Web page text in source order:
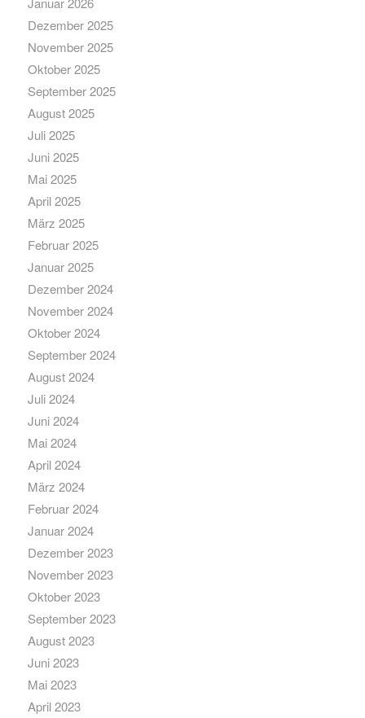
Dezember 2025
November 2025
Oktober 2025
September 2025
August 2025
Juli 2025
Juni 2025
Mai 2025
April 2025
März 2025
Februar 2025
Januar 2025
Dezember 2024
November 2024
Oktober 2024
September 2024
August 2024
Juli 2024
Juni 2024
Mai 2024
April 2024
März 2024
Februar 2024
Januar 2024
Dezember 2023
November 2023
Oktober 2023
September 2023
August 2023
Juni 2023
Mai 2023
April 2023